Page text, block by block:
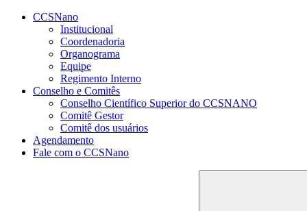
Conteúdo principal
CCSNano
Institucional
Coordenadoria
Organograma
Equipe
Regimento Interno
Conselho e Comitês
Conselho Científico Superior do CCSNANO
Comitê Gestor
Comitê dos usuários
Agendamento
Fale com o CCSNano